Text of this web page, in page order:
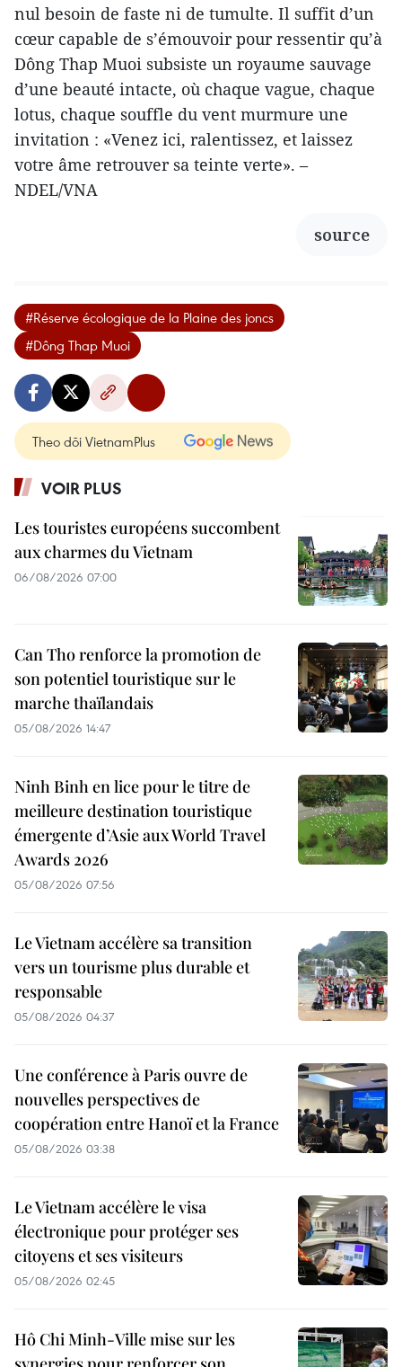
nul besoin de faste ni de tumulte. Il suffit d’un
cœur capable de s’émouvoir pour ressentir qu’à
Dông Thap Muoi subsiste un royaume sauvage
d’une beauté intacte, où chaque vague, chaque
lotus, chaque souffle du vent murmure une
invitation : «Venez ici, ralentissez, et laissez
votre âme retrouver sa teinte verte». –
NDEL/VNA
source
#Réserve écologique de la Plaine des joncs
#Dông Thap Muoi
Theo dõi VietnamPlus
VOIR PLUS
Les touristes européens succombent
aux charmes du Vietnam
06/08/2026 07:00
Can Tho renforce la promotion de
son potentiel touristique sur le
marche thaïlandais
05/08/2026 14:47
Ninh Binh en lice pour le titre de
meilleure destination touristique
émergente d’Asie aux World Travel
Awards 2026
05/08/2026 07:56
Le Vietnam accélère sa transition
vers un tourisme plus durable et
responsable
05/08/2026 04:37
Une conférence à Paris ouvre de
nouvelles perspectives de
coopération entre Hanoï et la France
05/08/2026 03:38
Le Vietnam accélère le visa
électronique pour protéger ses
citoyens et ses visiteurs
05/08/2026 02:45
Hô Chi Minh-Ville mise sur les